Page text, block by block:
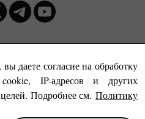
даете согласие на обработку
IP-адресов и других
Подробнее см. Политику